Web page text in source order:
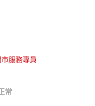
服務專員
常